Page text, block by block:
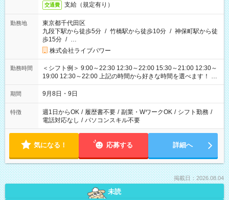
交通費 支給（規定有り）
勤務地
東京都千代田区
九段下駅から徒歩5分 / 竹橋駅から徒歩10分 / 神保町駅から徒
歩15分 / …
株式会社ライブパワー
勤務時間
＜シフト例＞ 9:00～22:30 12:30～22:00 15:30～21:00 12:30～
19:00 12:30～22:00 上記の時間から好きな時間を選べます！ ※
時間は変更となる可能性があります
期間 9月8日・9日
特徴 週1日からOK / 履歴書不要 / 副業・WワークOK / シフト勤務 /
電話対応なし / パソコンスキル不要
気になる！ 応募する 詳細へ
掲載日：2026.08.04
未読